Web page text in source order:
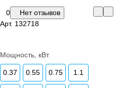
0
Нет отзывов
Арт. 132718
Мощность, кВт
0.37 0.55 0.75 1.1